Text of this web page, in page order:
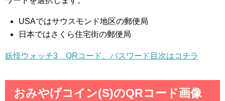
USAではサウスモンド地区の郵便局
日本ではさくら住宅街の郵便局
妖怪ウォッチ3 QRコード、パスワード目次はコチラ
おみやげコイン(S)のQRコード画像